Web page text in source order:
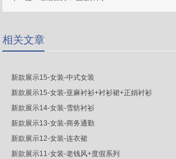
相关文章
新款展示15-女装-中式女装
新款展示15-女装-亚麻衬衫+衬衫裙+正娟衬衫
新款展示14-女装-雪纺衬衫
新款展示13-女装-商务通勤
新款展示12-女装-连衣裙
新款展示11-女装-老钱风+度假系列